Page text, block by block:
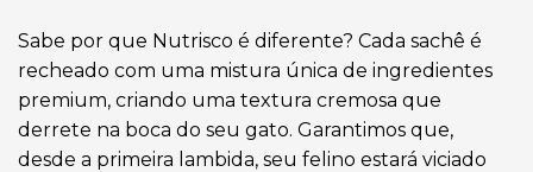
Sabe por que Nutrisco é diferente? Cada sachê é
recheado com uma mistura única de ingredientes
premium, criando uma textura cremosa que
derrete na boca do seu gato. Garantimos que,
desde a primeira lambida, seu felino estará viciado